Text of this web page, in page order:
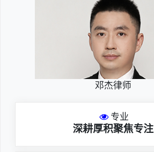
邓杰律师
专业
深耕厚积聚焦专注